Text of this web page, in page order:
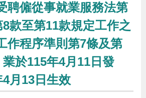
聘僱從事就業服務法第
款至第11款規定工作之
作程序準則第7條及第
於115年4月11日發
月13日生效